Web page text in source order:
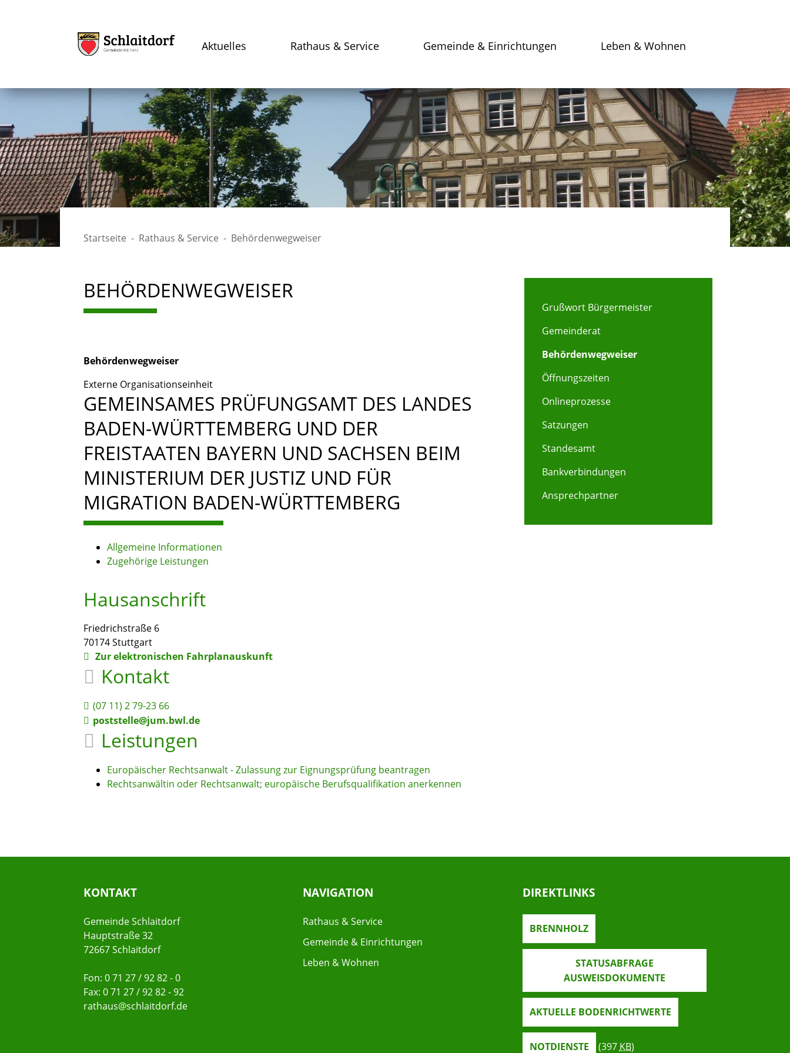
Aktuelles Rathaus & Service Gemeinde & Einrichtungen Leben & Wohnen
Startseite Rathaus & Service Behördenwegweiser
BEHÖRDENWEGWEISER
Behördenwegweiser
Externe Organisationseinheit
GEMEINSAMES PRÜFUNGSAMT DES LANDES
BADEN-WÜRTTEMBERG UND DER
FREISTAATEN BAYERN UND SACHSEN BEIM
MINISTERIUM DER JUSTIZ UND FÜR
MIGRATION BADEN-WÜRTTEMBERG
Allgemeine Informationen
Zugehörige Leistungen
Hausanschrift
Friedrichstraße 6
70174Stuttgart
Zur elektronischen Fahrplanauskunft
Kontakt
(07 11) 2 79-23 66
poststelle@jum.bwl.de
Leistungen
Europäischer Rechtsanwalt - Zulassung zur Eignungsprüfung beantragen
Rechtsanwältin oder Rechtsanwalt; europäische Berufsqualifikation anerkennen
Grußwort Bürgermeister
Gemeinderat
Behördenwegweiser
Öffnungszeiten
Onlineprozesse
Satzungen
Standesamt
Bankverbindungen
Ansprechpartner
KONTAKT
Gemeinde Schlaitdorf
Hauptstraße 32
72667 Schlaitdorf
Fon: 0 71 27 / 92 82 - 0
Fax: 0 71 27 / 92 82 - 92
rathaus@schlaitdorf.de
NAVIGATION
Rathaus & Service
Gemeinde & Einrichtungen
Leben & Wohnen
DIREKTLINKS
BRENNHOLZ
STATUSABFRAGE
AUSWEISDOKUMENTE
AKTUELLE BODENRICHTWERTE
NOTDIENSTE (397 KB)